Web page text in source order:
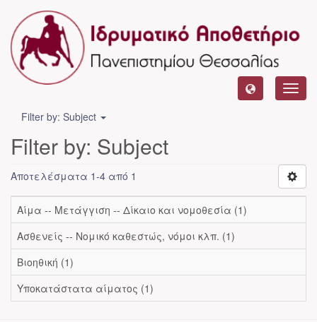
Filter by: Subject
Filter by: Subject
Αποτελέσματα 1-4 από 1
Αίμα -- Μετάγγιση -- Δίκαιο και νομοθεσία (1)
Ασθενείς -- Νομικό καθεστώς, νόμοι κλπ. (1)
Βιοηθική (1)
Υποκατάστατα αίματος (1)